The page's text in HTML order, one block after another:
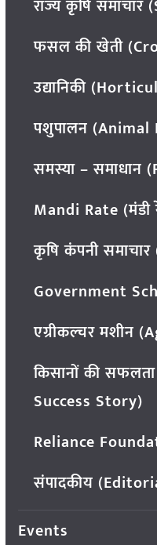
राज्य कृषि
फसल की खेती
उद्यानिकी
पशुपालन (Animal
समस्या –
Mandi Rate (मंडी
कृषि कंपनी
Government
एग्रीकल्चर मशीन
किसानों की
Success Story)
Reliance
संपादकीय
Events